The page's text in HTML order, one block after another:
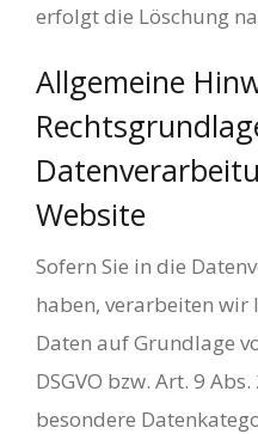
erfolgt die Löschung
Allgemeine
Website
Sofern Sie in die
haben, verarbeiten wir
Daten auf Grundlage
DSGVO bzw. Art. 9
besondere